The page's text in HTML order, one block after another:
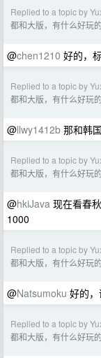
Replied to a topic by
都和大版，有什么好玩
@chen1210 好的，
Replied to a topic by
都和大版，有什么好玩
@llwy1412b 那和韩
Replied to a topic by
都和大版，有什么好玩
@hkiJava 现在看春
1000
Replied to a topic by
都和大版，有什么好玩
@Natsumoku 好的
Replied to a topic by
都和大版，有什么好玩